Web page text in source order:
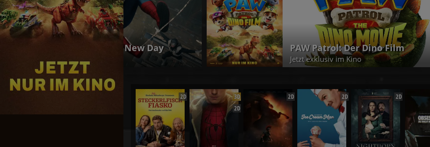
PAW Patrol: Der Dino Film Christopher Nolan | Die Odyssee
Jetzt exklusiv im Kino
2D
3D
2D
2D 2D 2D